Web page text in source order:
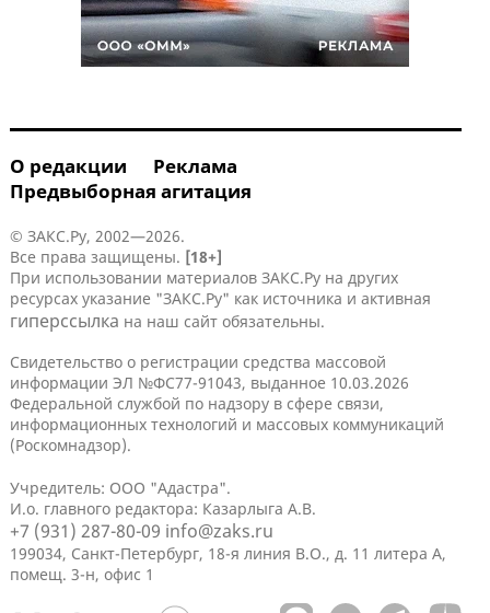
О редакции
Реклама
Предвыборная агитация
© ЗАКС.Ру, 2002—2026.
Все права защищены. [18+]
При использовании материалов ЗАКС.Ру на других
ресурсах указание "ЗАКС.Ру" как источника и активная
гиперссылка на наш сайт обязательны.
Свидетельство о регистрации средства массовой
информации ЭЛ №ФС77-91043, выданное 10.03.2026
Федеральной службой по надзору в сфере связи,
информационных технологий и массовых коммуникаций
(Роскомнадзор).
Учредитель: ООО "Адастра".
И.о. главного редактора: Казарлыга А.В.
+7 (931) 287-80-09 info@zaks.ru
199034, Санкт-Петербург, 18-я линия В.О., д. 11 литера А,
помещ. 3-н, офис 1